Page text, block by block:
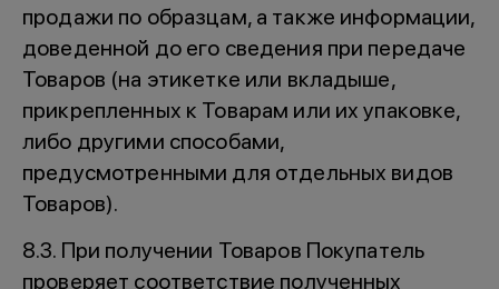
продажи по образцам, а также информации,
доведенной до его сведения при передаче
Товаров (на этикетке или вкладыше,
прикрепленных к Товарам или их упаковке,
либо другими способами,
предусмотренными для отдельных видов
Товаров).
8.3. При получении Товаров Покупатель
проверяет соответствие полученных